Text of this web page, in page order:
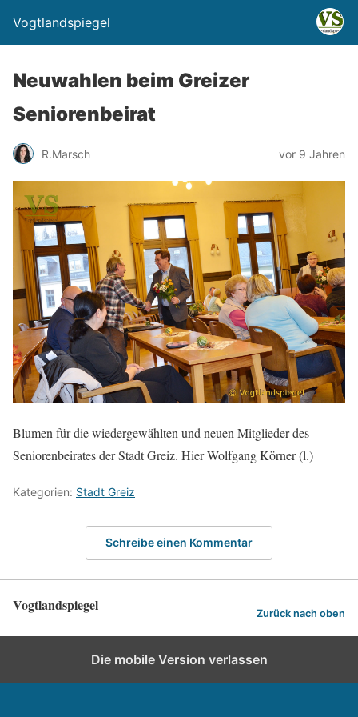
Vogtlandspiegel
Neuwahlen beim Greizer
Seniorenbeirat
R.Marsch vor 9 Jahren
Blumen für die wiedergewählten und neuen Mitglieder des
Seniorenbeirates der Stadt Greiz. Hier Wolfgang Körner (l.)
Kategorien: Stadt Greiz
Schreibe einen Kommentar
Vogtlandspiegel Zurück nach oben
Die mobile Version verlassen